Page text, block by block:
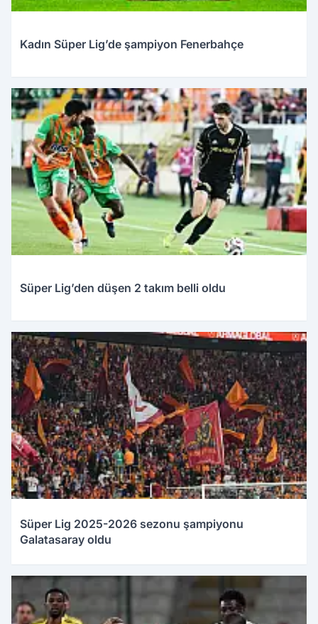
Kadın Süper Lig’de şampiyon Fenerbahçe
Süper Lig’den düşen 2 takım belli oldu
Süper Lig 2025-2026 sezonu şampiyonu
Galatasaray oldu